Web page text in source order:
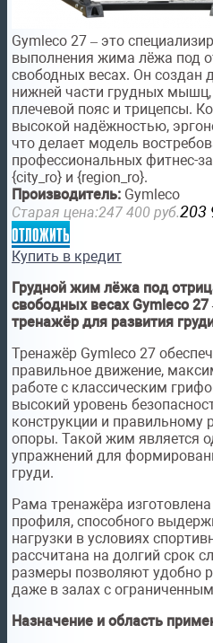
Gymleco 27 – это
выполнения жима лёжа под
свободных весах. Он создан
нижней части грудных мышц,
плечевой пояс и трицепсы.
высокой надёжностью,
что делает модель
профессиональных фитнес-
{city_ro} и {region_ro}.
Производитель: Gymleco
Старая цена:247 400 руб.203
отложить
Купить в кредит
Грудной жим лёжа под
свободных весах Gymleco
тренажёр для развития
Тренажёр Gymleco 27
правильное движение,
работе с классическим
высокий уровень
конструкции и правильному
опоры. Такой жим является
упражнений для
груди.
Рама тренажёра
профиля, способного
нагрузки в условиях
рассчитана на долгий срок
размеры позволяют удобно
даже в залах с
Назначение и область